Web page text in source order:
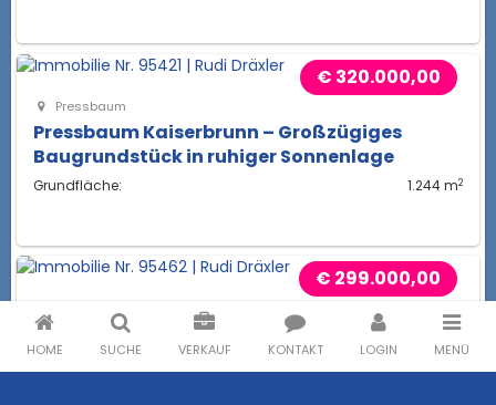
HOME SUCHE VERKAUF KONTAKT LOGIN MENÜ
€ 320.000,00
Pressbaum
Pressbaum Kaiserbrunn – Großzügiges
Baugrundstück in ruhiger Sonnenlage
Grundfläche: 1.244 m2
€ 299.000,00
Purkersdorf | Sonniger Bauplatz mit Fernblick
| Zwei Wohneinheiten möglich